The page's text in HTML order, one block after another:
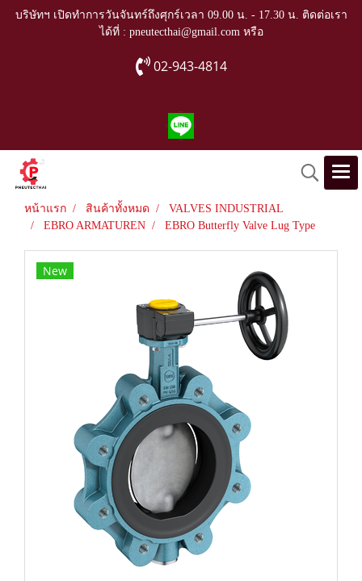
บริษัทฯ เปิดทำการวันจันทร์ถึงศุกร์เวลา 09.00 น. - 17.30 น. ติดต่อเรา
ได้ที่ : pneutecthai@gmail.com หรือ
02-943-4814
หน้าแรก สินค้าทั้งหมด
VALVES INDUSTRIAL
EBRO ARMATUREN
EBRO Butterfly Valve Lug Type
New